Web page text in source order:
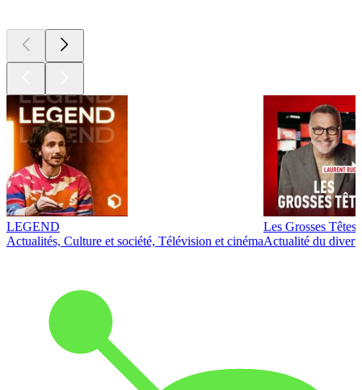
LEGEND
Actualités, Culture et société, Télévision et cinéma
Les Grosses Têtes
Actualité du